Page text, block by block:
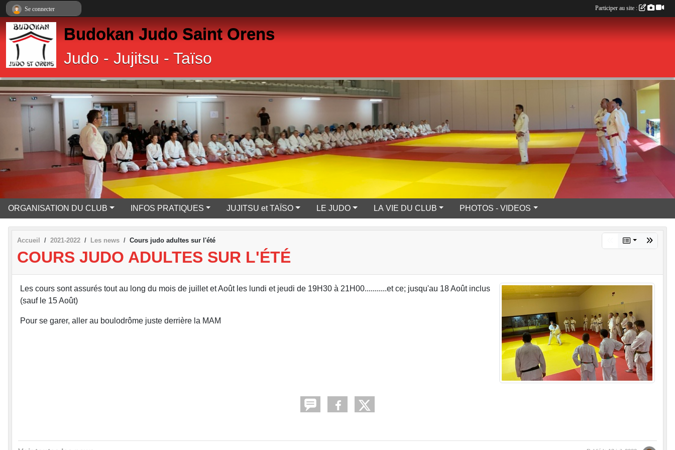
Budokan Judo Saint Orens
Judo - Jujitsu - Taïso
ORGANISATION DU CLUB INFOS PRATIQUES JUJITSU et TAÏSO LE JUDO LA VIE DU CLUB PHOTOS - VIDEOS
Accueil 2021-2022 Les news Cours judo adultes sur l'été
COURS JUDO ADULTES SUR L'ÉTÉ
Les cours sont assurés tout au long du mois de juillet et Août les lundi et jeudi de 19H30 à 21H00...........et ce; jusqu'au 18 Août inclus
(sauf le 15 Août)
Pour se garer, aller au boulodrôme juste derrière la MAM
Se connecter Participer au site :
Panneau de gestion des cookies